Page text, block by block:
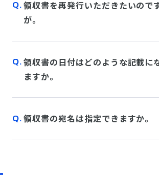
領収書を再発行いただきたいので
が。
領収書の日付はどのような記載に
ますか。
領収書の宛名は指定できますか。